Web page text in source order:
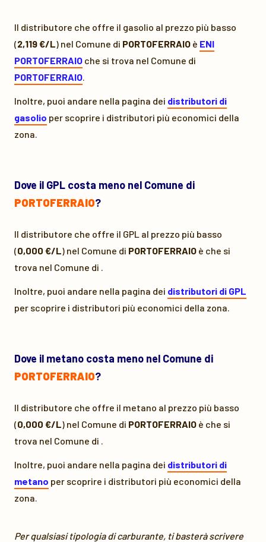
Il distributore che offre il gasolio al prezzo più basso
(2,119 €/L) nel Comune di PORTOFERRAIO è ENI
PORTOFERRAIO che si trova nel Comune di
PORTOFERRAIO.
Inoltre, puoi andare nella pagina dei distributori di
gasolio per scoprire i distributori più economici della
zona.
Dove il GPL costa meno nel Comune di
PORTOFERRAIO?
Il distributore che offre il GPL al prezzo più basso
(0,000 €/L) nel Comune di PORTOFERRAIO è che si
trova nel Comune di .
Inoltre, puoi andare nella pagina dei distributori di GPL
per scoprire i distributori più economici della zona.
Dove il metano costa meno nel Comune di
PORTOFERRAIO?
Il distributore che offre il metano al prezzo più basso
(0,000 €/L) nel Comune di PORTOFERRAIO è che si
trova nel Comune di .
Inoltre, puoi andare nella pagina dei distributori di
metano per scoprire i distributori più economici della
zona.
Per qualsiasi tipologia di carburante, ti basterà scrivere